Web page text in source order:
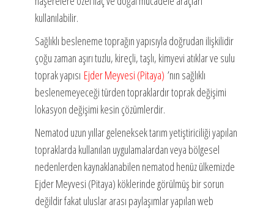
kullanılabilir.
Sağlıklı besleneme toprağın yapısıyla doğrudan ilişkilidir
çoğu zaman aşırı tuzlu, kireçli, taşlı, kimyevi atıklar ve sulu
toprak yapısı Ejder Meyvesi (Pitaya) ’nın sağlıklı
beslenemeyeceği türden topraklardır toprak değişimi
lokasyon değişimi kesin çözümlerdir.
Nematod uzun yıllar geleneksek tarım yetiştiriciliği yapılan
topraklarda kullanılan uygulamalardan veya bölgesel
nedenlerden kaynaklanabilen nematod henüz ülkemizde
Ejder Meyvesi (Pitaya) köklerinde görülmüş bir sorun
değildir fakat uluslar arası paylaşımlar yapılan web